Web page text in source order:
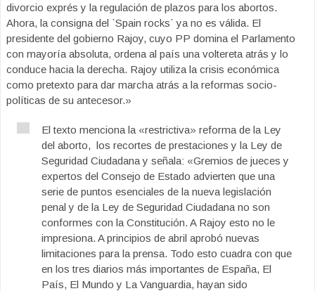
divorcio exprés y la regulación de plazos para los abortos.
Ahora, la consigna del `Spain rocks´ ya no es válida. El
presidente del gobierno Rajoy, cuyo PP domina el Parlamento
con mayoría absoluta, ordena al país una voltereta atrás y lo
conduce hacia la derecha. Rajoy utiliza la crisis económica
como pretexto para dar marcha atrás a la reformas socio-
políticas de su antecesor.»
El texto menciona la «restrictiva» reforma de la Ley
del aborto, los recortes de prestaciones y la Ley de
Seguridad Ciudadana y señala: «Gremios de jueces y
expertos del Consejo de Estado advierten que una
serie de puntos esenciales de la nueva legislación
penal y de la Ley de Seguridad Ciudadana no son
conformes con la Constitución. A Rajoy esto no le
impresiona. A principios de abril aprobó nuevas
limitaciones para la prensa. Todo esto cuadra con que
en los tres diarios más importantes de España, El
País, El Mundo y La Vanguardia, hayan sido